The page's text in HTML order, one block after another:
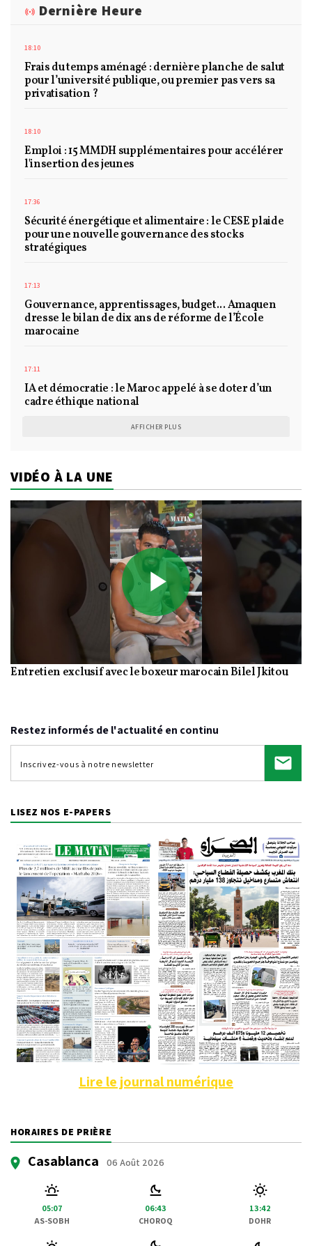
Dernière Heure
18:10
Frais du temps aménagé : dernière planche de salut
pour l’université publique, ou premier pas vers sa
privatisation ?
18:10
Emploi : 15 MMDH supplémentaires pour accélérer
l'insertion des jeunes
17:36
Sécurité énergétique et alimentaire : le CESE plaide
pour une nouvelle gouvernance des stocks
stratégiques
17:13
Gouvernance, apprentissages, budget... Amaquen
dresse le bilan de dix ans de réforme de l’École
marocaine
17:11
IA et démocratie : le Maroc appelé à se doter d’un
cadre éthique national
AFFICHER PLUS
VIDÉO À LA UNE
Play
Video
Entretien exclusif avec le boxeur marocain Bilel Jkitou
Restez informés de l'actualité en continu
LISEZ NOS E-PAPERS
Lire le journal numérique
HORAIRES DE PRIÈRE
Casablanca 06 Août 2026
05:07
AS-SOBH
06:43
CHOROQ
13:42
DOHR